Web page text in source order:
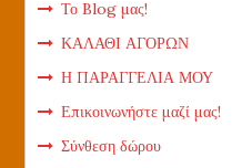
Το Blog μας!
ΚΑΛΑΘΙ ΑΓΟΡΩΝ
Η ΠΑΡΑΓΓΕΛΙΑ ΜΟΥ
Επικοινωνήστε μαζί μας!
Σύνθεση δώρου